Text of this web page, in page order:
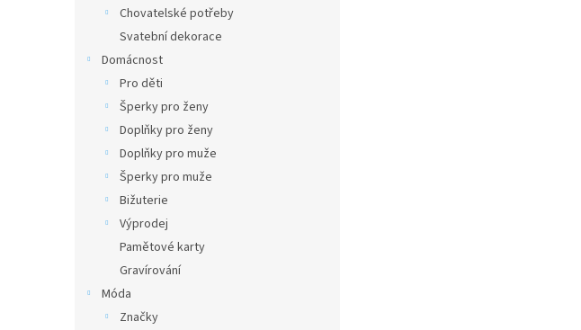
Chovatelské potřeby
Svatební dekorace
Domácnost
Pro děti
Šperky pro ženy
Doplňky pro ženy
Doplňky pro muže
Šperky pro muže
Bižuterie
Výprodej
Pamětové karty
Gravírování
Móda
Značky